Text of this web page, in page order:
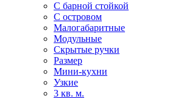
С барной стойкой
С островом
Малогабаритные
Модульные
Скрытые ручки
Размер
Мини-кухни
Узкие
3 кв. м.